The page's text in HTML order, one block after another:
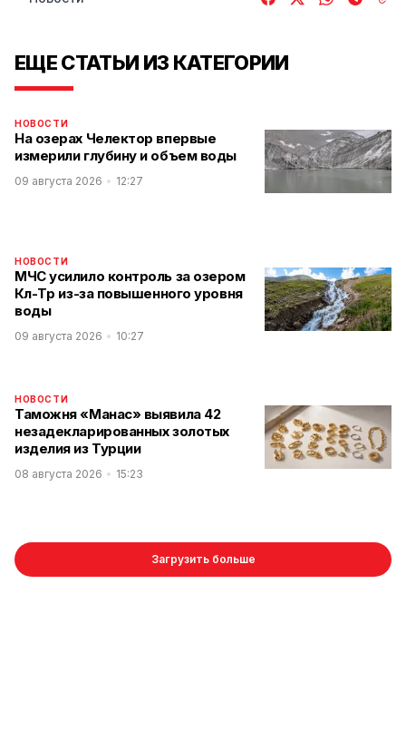
ЕЩЕ СТАТЬИ ИЗ КАТЕГОРИИ
НОВОСТИ
На озерах Челектор впервые
измерили глубину и объем воды
09 августа 2026 12:27
НОВОСТИ
МЧС усилило контроль за озером
Көл-Төр из-за повышенного уровня
воды
09 августа 2026 10:27
НОВОСТИ
Таможня «Манас» выявила 42
незадекларированных золотых
изделия из Турции
08 августа 2026 15:23
Загрузить больше